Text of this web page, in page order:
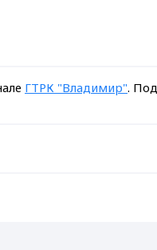
ГТРК "Владимир".